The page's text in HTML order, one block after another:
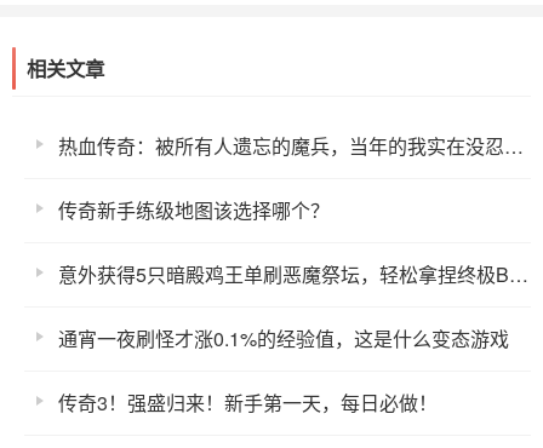
相关文章
热血传奇：被所有人遗忘的魔兵，当年的我实在没忍住为他冒充了一波氪金大佬！
传奇新手练级地图该选择哪个？
意外获得5只暗殿鸡王单刷恶魔祭坛，轻松拿捏终极BOSS
通宵一夜刷怪才涨0.1%的经验值，这是什么变态游戏
传奇3！强盛归来！新手第一天，每日必做！